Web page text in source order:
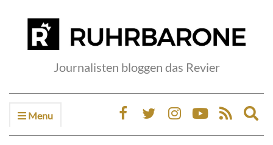
Journalisten bloggen das Revier
Menu